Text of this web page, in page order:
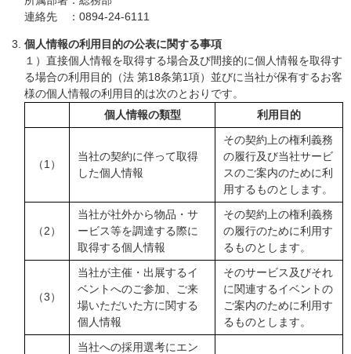
連絡先 ：0894-24-6111
個人情報の利用目的の公表に関する事項
１）直接個人情報を取得する場合及び間接的に個人情報を取得す
る場合の利用目的（法 第18条第1項）並びに当社が保有するお客
様の個人情報の利用目的は次のとおりです。
個人情報の類型
利用目的
（1）
当社の契約に伴って取得
した個人情報
その契約上の権利義務
の履行及び当社サービ
スのご案内のために利
用するものとします。
（2）
当社が社外から物品・サ
ービス等を調達する際に
取得する個人情報
その契約上の権利義務
の履行のために利用す
るものとします。
（3）
当社が主催・出展するイ
ベントへのご参加、ご来
場いただいた方に関する
個人情報
そのサービス及びそれ
に関連するイベントの
ご案内のために利用す
るものとします。
当社への採用選考にエン